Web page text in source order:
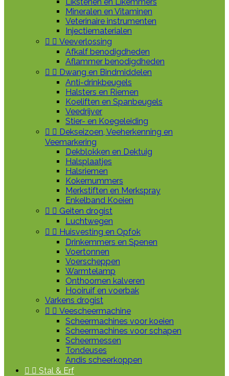
Mineralen en Vitaminen
Veterinaire instrumenten
Injectiematerialen
  Veeverlossing
Afkalf benodigdheden
Aflammer benodigdheden
  Dwang en Bindmiddelen
Anti-drinkbeugels
Halsters en Riemen
Koeliften en Spanbeugels
Veedrijver
Stier- en Koegeleiding
  Dekseizoen, Veeherkenning en
Veemarkering
Dekblokken en Dektuig
Halsplaatjes
Halsriemen
Kokernummers
Merkstiften en Merkspray
Enkelband Koeien
  Geiten drogist
Luchtwegen
  Huisvesting en Opfok
Drinkemmers en Spenen
Voertonnen
Voerscheppen
Warmtelamp
Onthoornen kalveren
Hooiruif en voerbak
Varkens drogist
  Veescheermachine
Scheermachines voor koeien
Scheermachines voor schapen
Scheermessen
Tondeuses
Andis scheerkoppen
  Stal & Erf